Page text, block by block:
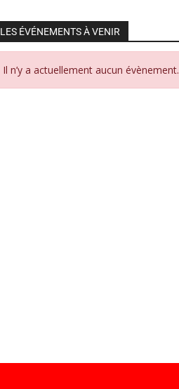
LES ÉVÉNEMENTS À VENIR
Il n’y a actuellement aucun évènement.